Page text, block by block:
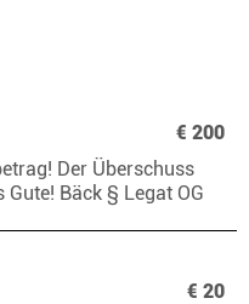
€ 200
Der Überschuss
Bäck § Legat OG
€ 20